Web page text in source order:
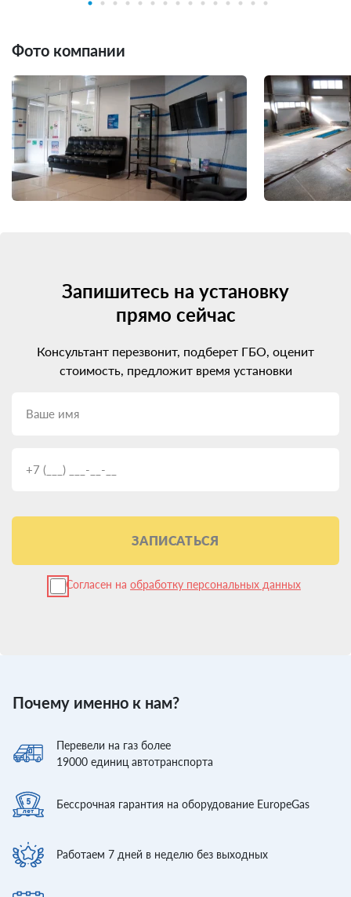
Фото компании
Запишитесь на установку
прямо сейчас
Консультант перезвонит, подберет ГБО, оценит
стоимость, предложит время установки
ЗАПИСАТЬСЯ
Согласен на обработку персональных данных
Почему именно к нам?
Перевели на газ более
19000 единиц автотранспорта
Бессрочная гарантия на оборудование EuropeGas
Работаем 7 дней в неделю без выходных